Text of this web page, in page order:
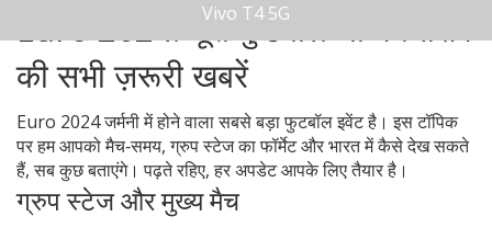
Vivo T4 5G
Euro 2024: यूरो फुटबॉल चैम्पियनशिप
की सभी ज़रूरी खबरें
Euro 2024 जर्मनी में होने वाला सबसे बड़ा फुटबॉल इवेंट है। इस टॉपिक
पर हम आपको मैच‑समय, ग्रुप स्टेज का फॉर्मेट और भारत में कैसे देख सकते
हैं, सब कुछ बताएंगे। पढ़ते रहिए, हर अपडेट आपके लिए तैयार है।
ग्रुप स्टेज और मुख्य मैच